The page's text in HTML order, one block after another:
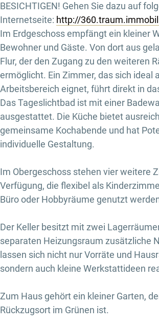
BESICHTIGEN! Gehen Sie dazu auf
Internetseite: http://
Im Erdgeschoss empfängt ein kleiner
Bewohner und Gäste. Von dort aus
Flur, der den Zugang zu den weiteren
ermöglicht. Ein Zimmer, das sich ideal
Arbeitsbereich eignet, führt direkt in
Das Tageslichtbad ist mit einer
ausgestattet. Die Küche bietet
gemeinsame Kochabende und hat
individuelle Gestaltung.
Im Obergeschoss stehen vier weitere
Verfügung, die flexibel als
Büro oder Hobbyräume genutzt
Der Keller besitzt mit zwei
separaten Heizungsraum zusätzliche
lassen sich nicht nur Vorräte und
sondern auch kleine Werkstattideen
Zum Haus gehört ein kleiner Garten,
Rückzugsort im Grünen ist.